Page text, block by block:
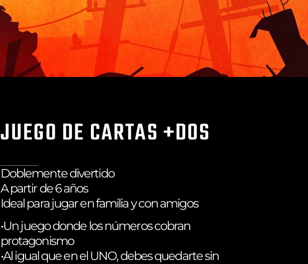
JUEGO DE CARTAS +DOS
Doblemente divertido
A partir de 6 años
Ideal para jugar en familia y con amigos
•⁠ ⁠Un juego donde los números cobran
protagonismo
•⁠ ⁠Al igual que en el UNO, debes quedarte sin